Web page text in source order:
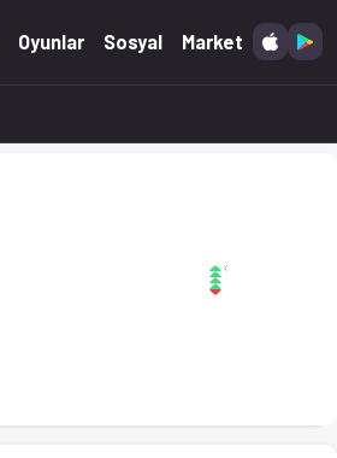
Oyunlar Sosyal Market